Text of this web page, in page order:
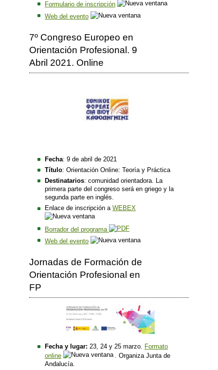
Formulario de inscripción
Web del evento
7º Congreso Europeo en
Orientación Profesional. 9
Abril 2021. Online
Fecha: 9 de abril de 2021
Título: Orientación Online: Teoría y Práctica
Destinatarios: comunidad orientadora. La
primera parte del congreso será en griego y la
segunda parte en inglés.
Enlace de inscripción a WEBEX
Borrador del programa
Web del evento
Jornadas de Formación de
Orientación Profesional en
FP
Fecha y lugar: 23, 24 y 25 marzo.
Formato
online
. Organiza Junta de
Andalucía.